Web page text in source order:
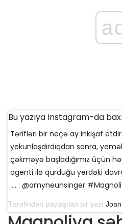
Bu yazıya Instagram-da
Tərifləri bir neçə ay inkişaf
yekunlaşdırdıqdan sonra,
çəkməyə başladığımız üçün
agenti ilə qurduğu yerdəki
.... : @amyneunsinger
Tərəfindən paylaşılan bir yazı